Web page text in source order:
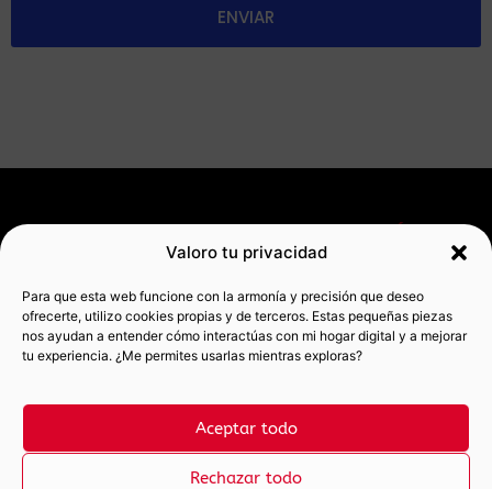
Valoro tu privacidad
Para que esta web funcione con la armonía y precisión que deseo
ofrecerte, utilizo cookies propias y de terceros. Estas pequeñas piezas
nos ayudan a entender cómo interactúas con mi hogar digital y a mejorar
tu experiencia. ¿Me permites usarlas mientras exploras?
Aceptar todo
Rechazar todo
ENVIAR
wordpress
Pauer Sait
Landing de
GRATUITOS
web Gratis
Próximamente...
Mi blog
Contacto
Aviso legal
Política de
privacidad
Política de
REDES
SOCIALES
LinkedIn